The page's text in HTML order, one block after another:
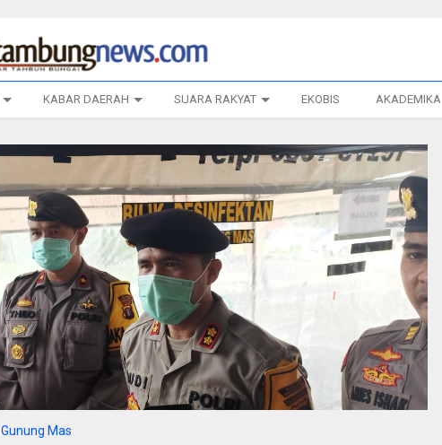
KABAR DAERAH SUARA RAKYAT EKOBIS AKADEMIKA
Gunung Mas